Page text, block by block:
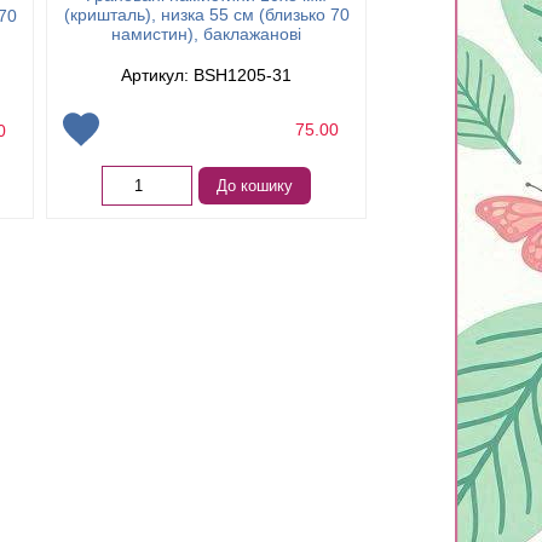
(кришталь), низка 55 см (близько 70
намистин), баклажанові
Артикул: BSH1205-31
75.00
До кошику
(кришталь),
намистин),
Артикул: